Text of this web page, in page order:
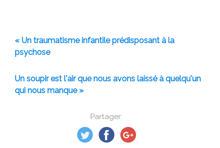
Partager:
« Un traumatisme infantile prédisposant à la
psychose
Un soupir est l'air que nous avons laissé à quelqu'un
qui nous manque »